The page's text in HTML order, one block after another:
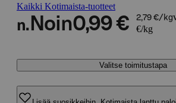
Kaikki Kotimaista-tuotteet
n. Noin0,99 € 2,79 €/kg
€/kg
Valitse toimitustapa